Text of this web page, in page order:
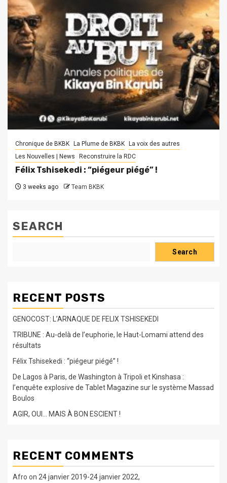
Chronique de BKBK La Plume de BKBK
La voix des autres
Les Nouvelles | News
Reconstruire la RDC
Félix Tshisekedi : “piégeur piégé” !
3 weeks ago Team BKBK
SEARCH
Search
RECENT POSTS
GENOCOST: L’ARNAQUE DE FELIX TSHISEKEDI
TRIBUNE : Au-delà de l’euphorie, le Haut-Lomami attend des
résultats
Félix Tshisekedi : “piégeur piégé” !
De Lagos à Paris, de Washington à Tripoli et Kinshasa :
l’enquête explosive de Tablet Magazine sur le système Massad
Boulos
AGIR, OUI… MAIS À BON ESCIENT !
RECENT COMMENTS
Afro on 24 janvier 2019-24 janvier 2022,